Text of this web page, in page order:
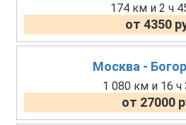
174 км и 2 ч
от 4350
Москва -
1 080 км и 16 ч
от 27000